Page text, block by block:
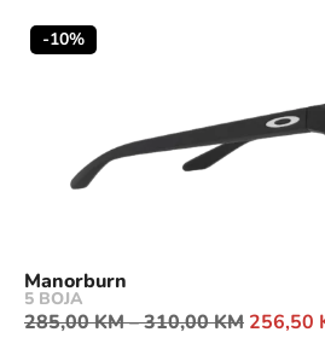
-10%
Manorburn
5 BOJA
285,00KM–310,00KM 256,50